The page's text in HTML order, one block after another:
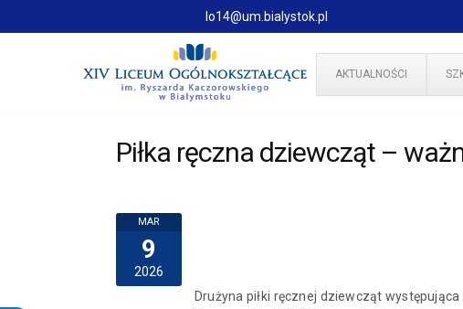
lo14@um.bialystok.pl
AKTUALNOŚCI
Piłka ręczna dziewcząt –
MAR
9
2026
Drużyna piłki ręcznej dziewcząt